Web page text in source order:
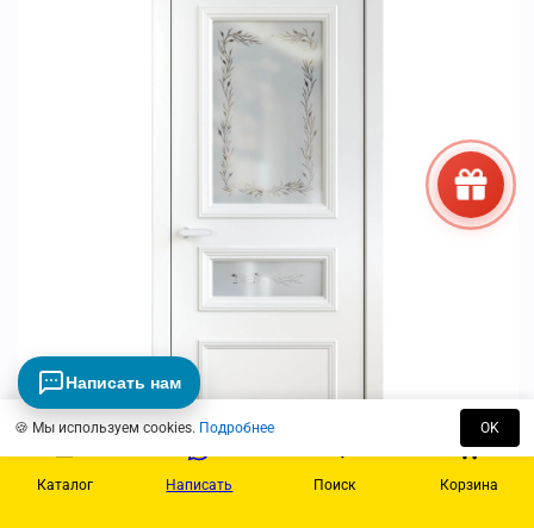
Каталог Написать Поиск Корзина
🍪 Мы используем cookies. Подробнее OK
Написать нам